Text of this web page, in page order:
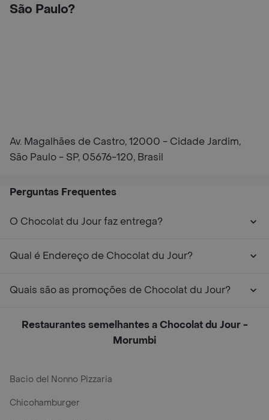
São Paulo?
Av. Magalhães de Castro, 12000 - Cidade Jardim,
São Paulo - SP, 05676-120, Brasil
Perguntas Frequentes
O Chocolat du Jour faz entrega?
Qual é Endereço de Chocolat du Jour?
Quais são as promoções de Chocolat du Jour?
Restaurantes semelhantes a Chocolat du Jour -
Morumbi
Bacio del Nonno Pizzaria
Chicohamburger